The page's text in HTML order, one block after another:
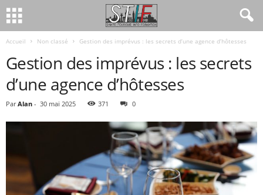
Accueil Non classé Gestion des imprévus : les secrets d’une agence d’hôtesses
Gestion des imprévus : les secrets
d’une agence d’hôtesses
Par Alan - 30 mai 2025 371 0